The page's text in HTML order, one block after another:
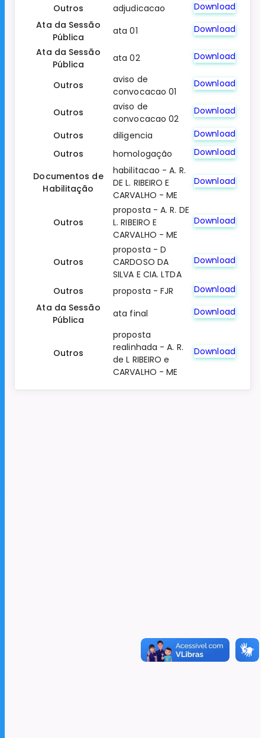
Outros adjudicacao
Download
Ata da Sessão
Pública
ata 01
Download
Ata da Sessão
Pública
ata 02 Download
Outros
aviso de
convocacao 01
Download
Outros
aviso de
convocacao 02
Download
Outros diligencia
Download
Outros
homologação Download
Documentos de
Habilitação
habilitacao - A. R.
DE L. RIBEIRO E
CARVALHO - ME
Download
Outros
proposta - A. R. DE
L. RIBEIRO E
CARVALHO - ME
Download
Outros
proposta - D
CARDOSO DA
SILVA E CIA. LTDA
Download
Outros proposta - FJR
Download
Ata da Sessão
Pública
ata final Download
Outros
proposta
realinhada - A. R.
de L RIBEIRO e
CARVALHO - ME
Download